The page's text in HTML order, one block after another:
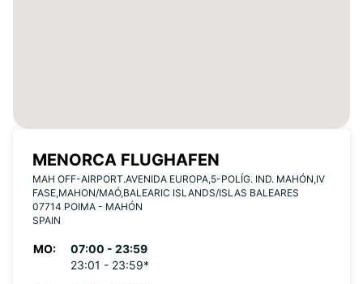
MENORCA FLUGHAFEN
MAH OFF-AIRPORT.AVENIDA EUROPA,5-POLÍG. IND. MAHÓN,IV
FASE,MAHON/MAÓ,BALEARIC ISLANDS/ISLAS BALEARES
07714 POIMA - MAHÓN
SPAIN
MO:
07:00 - 23:59
23:01 - 23:59*